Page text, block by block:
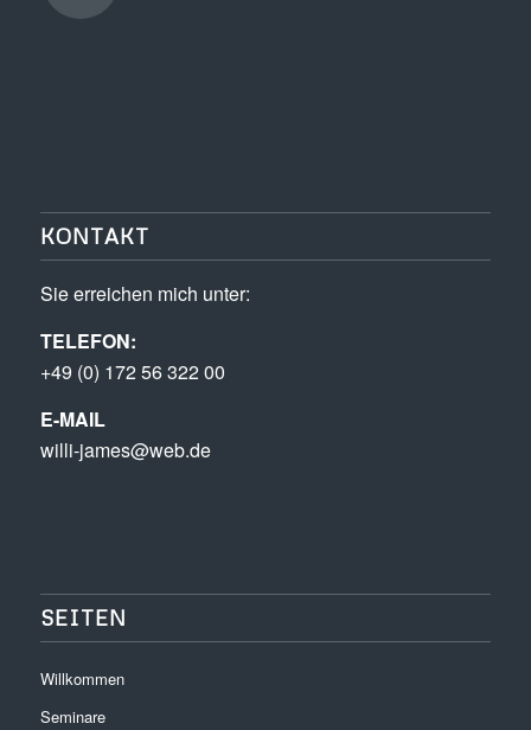
KONTAKT
Sie erreichen mich unter:
TELEFON:
+49 (0) 172 56 322 00
E-MAIL
willi-james@web.de
SEITEN
Willkommen
Seminare